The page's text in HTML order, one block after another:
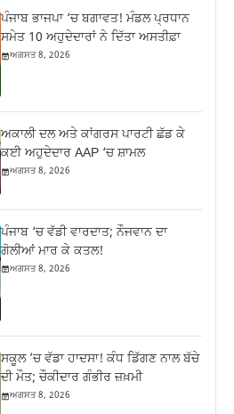
ਪੰਜਾਬ ਭਾਜਪਾ ‘ਚ ਬਗਾਵਤ! ਮੰਡਲ ਪ੍ਰਧਾਨ
ਸਮੇਤ 10 ਅਹੁਦੇਦਾਰਾਂ ਨੇ ਦਿੱਤਾ ਅਸਤੀਫ਼ਾ
ਅਗਸਤ 8, 2026
ਅਕਾਲੀ ਦਲ ਅਤੇ ਕਾਂਗਰਸ ਪਾਰਟੀ ਛੱਡ ਕੇ
ਕਈ ਅਹੁਦੇਦਾਰ AAP ‘ਚ ਸ਼ਾਮਲ
ਅਗਸਤ 8, 2026
ਪੰਜਾਬ ‘ਚ ਵੱਡੀ ਵਾਰਦਾਤ; ਨੌਜਵਾਨ ਦਾ
ਗੋਲੀਆਂ ਮਾਰ ਕੇ ਕਤਲ!
ਅਗਸਤ 8, 2026
ਸਕੂਲ ’ਚ ਵੱਡਾ ਹਾਦਸਾ! ਕੰਧ ਡਿੱਗਣ ਨਾਲ ਬੱਚੇ
ਦੀ ਮੌਤ; ਚੌਕੀਦਾਰ ਗੰਭੀਰ ਜ਼ਖ਼ਮੀ
ਅਗਸਤ 8, 2026